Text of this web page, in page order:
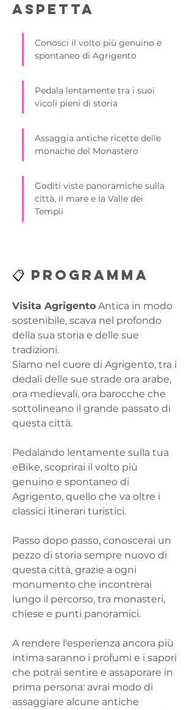
aspetta
Conosci il volto più genuino e
spontaneo di Agrigento
Pedala lentamente tra i suoi
vicoli pieni di storia
Assaggia antiche ricette delle
monache del Monastero
Goditi viste panoramiche sulla
città, il mare e la Valle dei
Templi
📋 Programma
Visita Agrigento Antica in modo
sostenibile, scava nel profondo
della sua storia e delle sue
tradizioni.
Siamo nel cuore di Agrigento, tra i
dedali delle sue strade ora arabe,
ora medievali, ora barocche che
sottolineano il grande passato di
questa città.
Pedalando lentamente sulla tua
eBike, scoprirai il volto più
genuino e spontaneo di
Agrigento, quello che va oltre i
classici itinerari turistici.
Passo dopo passo, conoscerai un
pezzo di storia sempre nuovo di
questa città, grazie a ogni
monumento che incontrerai
lungo il percorso, tra monasteri,
chiese e punti panoramici.
A rendere l'esperienza ancora più
intima saranno i profumi e i sapori
che potrai sentire e assaporare in
prima persona: avrai modo di
assaggiare alcune antiche